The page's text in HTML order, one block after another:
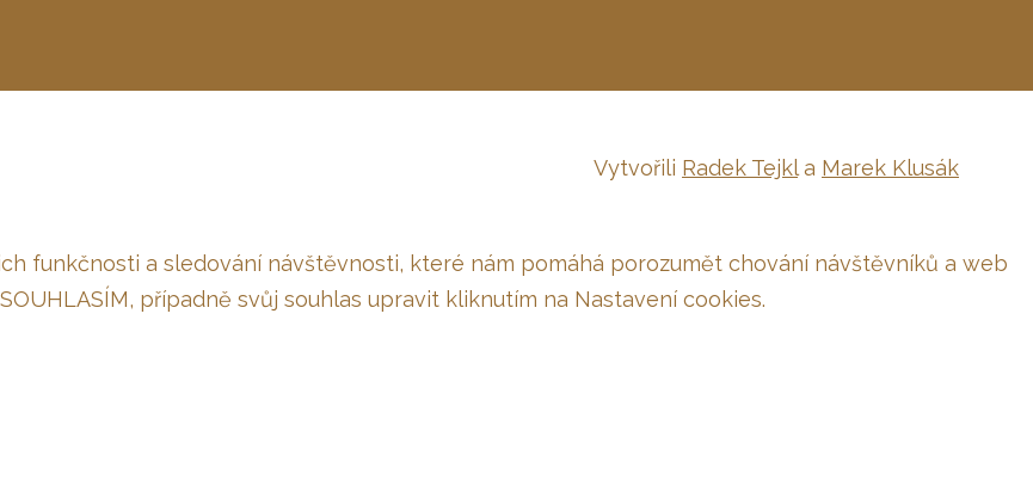
Vytvořili Radek Tejkla Marek Klusák
funkčnosti a sledování návštěvnosti, které nám pomáhá porozumět chování návštěvníků a web
případně svůj souhlas upravit kliknutím na Nastavení cookies.